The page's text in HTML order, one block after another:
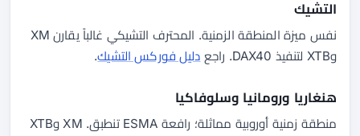
التشيك
نفس ميزة المنطقة الزمنية. المحترف التشيكي غالباً يقارن XM
وXTB لتنفيذ DAX40. راجع
دليل فوركس التشيك.
هنغاريا ورومانيا وسلوفاكيا
منطقة زمنية أوروبية مماثلة؛ رافعة ESMA تنطبق. XM وXTB